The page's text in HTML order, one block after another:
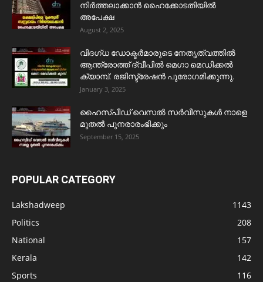
നിർത്തലാക്കാൻ ഹൈക്കോടതിയിൽ
അപേക്ഷ
August 2, 2025
വിദഗ്ധ ഡോക്ടർമാരുടെ നേതൃത്വത്തിൽ
ആന്ത്രോത്ത് ദ്വീപിൽ മെഗാ മെഡിക്കൽ
ക്യാമ്പ്. രജിസ്ട്രേഷൻ പുരോഗമിക്കുന്നു.
January 3, 2025
ഹൈസ്പീഡ് വെസൽ സർവീസുകൾ നാളെ
മുതൽ പുനരാരംഭിക്കും
September 15, 2025
POPULAR CATEGORY
Lakshadweep
1143
Politics
208
National
157
Kerala
142
Sports
116